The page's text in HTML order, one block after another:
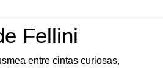
Fellini
entre cintas curiosas,